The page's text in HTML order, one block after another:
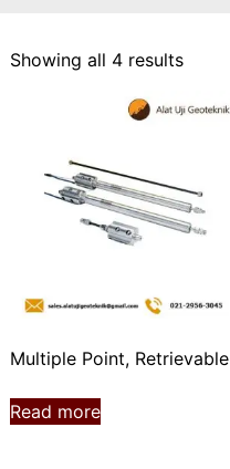
Showing all 4 results
Multiple Point, Retrievable
Read more